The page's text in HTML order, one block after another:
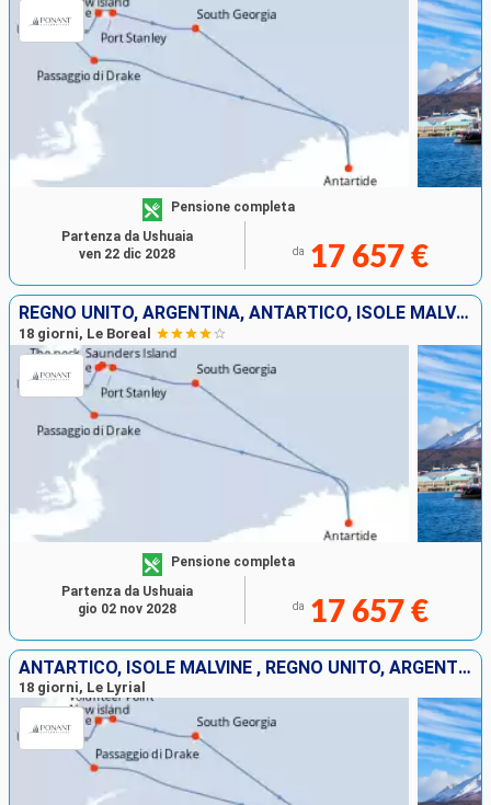
Pensione completa
da 17 657 €
Partenza da Ushuaia
ven 22 dic 2028
REGNO UNITO, ARGENTINA, ANTARTICO, ISOLE MALVINE
18 giorni, Le Boreal
Pensione completa
da 17 657 €
Partenza da Ushuaia
gio 02 nov 2028
ANTARTICO, ISOLE MALVINE , REGNO UNITO, ARGENTINA
18 giorni, Le Lyrial